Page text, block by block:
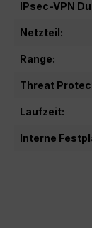
IPsec-VPN
Netzteil:
Range:
Threat
Laufzeit:
Interne